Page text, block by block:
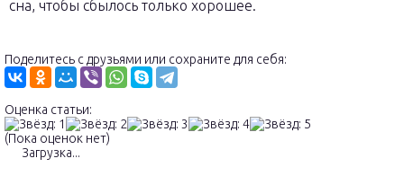
сна, чтобы сбылось только хорошее.
Поделитесь с друзьями или сохраните для себя:
Оценка статьи:
(Пока оценок нет)
Загрузка...